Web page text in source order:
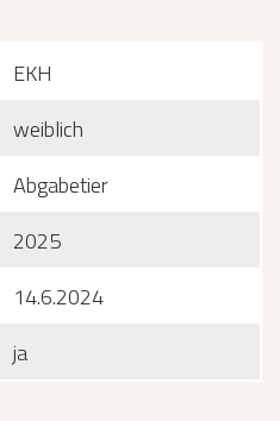
EKH
weiblich
Abgabetier
2025
14.6.2024
ja